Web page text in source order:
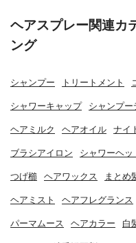
ヘアスプレー関連カ
ング
シャンプー トリートメント
シャワーキャップ シャンプー
ヘアミルク ヘアオイル ナイ
ブラシアイロン シャワーヘッ
つげ櫛 ヘアワックス まとめ
ヘアミスト ヘアフレグランス
パーマムース ヘアカラー 白